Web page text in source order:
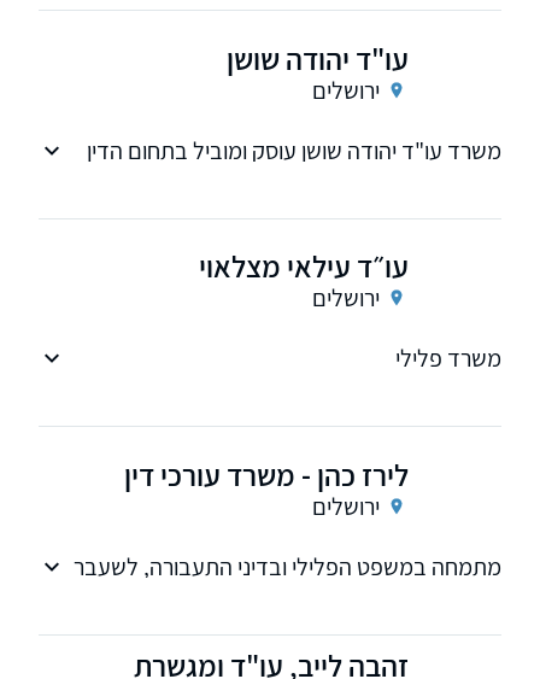
עו"ד יהודה שושן
ירושלים
משרד עו"ד יהודה שושן עוסק ומוביל בתחום הדין
עו״ד עילאי מצלאוי
ירושלים
משרד פלילי
לירז כהן - משרד עורכי דין
ירושלים
מתמחה במשפט הפלילי ובדיני התעבורה, לשעבר
וליווי משפטי מקצועי.זהבה לייב, עו"ד ומגשרת